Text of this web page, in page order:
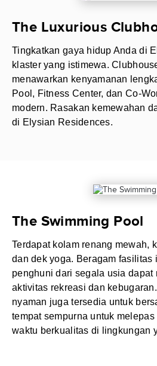
The Luxurious
Tingkatkan gaya hidup Anda di
klaster yang istimewa.
menawarkan kenyamanan
Pool, Fitness Center, dan Co-
modern. Rasakan kemewahan
di Elysian Residences.
The Swimming Pool
Terdapat kolam renang mewah,
dan dek yoga. Beragam fasilitas
penghuni dari segala usia dapat
aktivitas rekreasi dan
nyaman juga tersedia untuk
tempat sempurna untuk
waktu berkualitas di lingkungan